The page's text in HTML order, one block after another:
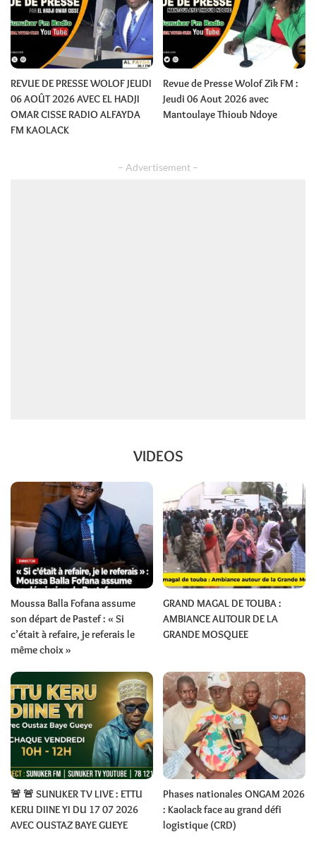
REVUE DE PRESSE WOLOF JEUDI
06 AOÛT 2026 AVEC EL HADJI
OMAR CISSE RADIO ALFAYDA
FM KAOLACK
Revue de Presse Wolof Zik FM :
Jeudi 06 Aout 2026 avec
Mantoulaye Thioub Ndoye
– Advertisement –
VIDEOS
Moussa Balla Fofana assume
son départ de Pastef : « Si
c’était à refaire, je referais le
même choix »
GRAND MAGAL DE TOUBA :
AMBIANCE AUTOUR DE LA
GRANDE MOSQUEE
🚨 🚨 SUNUKER TV LIVE : ETTU
KERU DIINE YI DU 17 07 2026
AVEC OUSTAZ BAYE GUEYE
Phases nationales ONGAM 2026
: Kaolack face au grand défi
logistique (CRD)